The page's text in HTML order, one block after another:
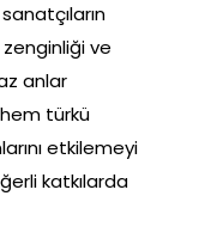
ve
anlar
türkü
etkilemeyi
katkılarda